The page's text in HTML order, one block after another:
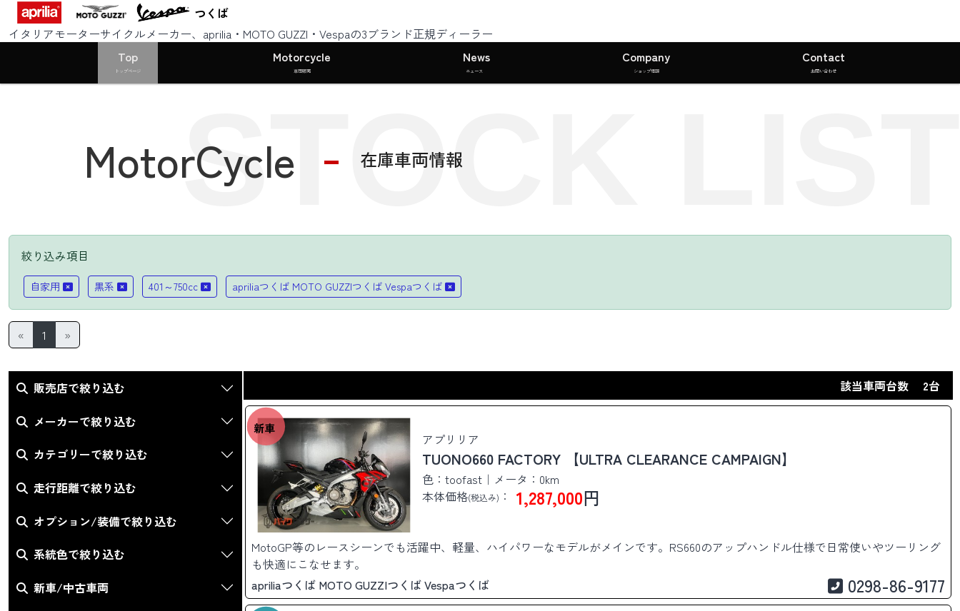
つくば
イタリアモーターサイクルメーカー、aprilia・MOTO GUZZI・Vespaの3ブランド正規ディーラー
Top
トップページ
Motorcycle
車両販売
News
ニュース
Company
ショップ情報
Contact
お問い合わせ
MotorCycle 在庫車両情報
STOCK LIST
絞り込み項目
自家用 黒系 401～750cc apriliaつくば MOTO GUZZIつくば Vespaつくば
« 1 »
該当車両台数 2台
新車
アプリリア
TUONO660 FACTORY 【ULTRA CLEARANCE CAMPAIGN】
色：toofast｜メータ：0km
本体価格(税込み) ： 1,287,000円
MotoGP等のレースシーンでも活躍中、軽量、ハイパワーなモデルがメインです。RS660のアップハンドル仕様で日常使いやツーリング
も快適にこなせます。
apriliaつくば MOTO GUZZIつくば Vespaつくば
0298-86-9177
販売店で絞り込む
メーカーで絞り込む
カテゴリーで絞り込む
走行距離で絞り込む
オプション/装備で絞り込む
系統色で絞り込む
新車/中古車両